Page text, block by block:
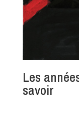
Les
savoir